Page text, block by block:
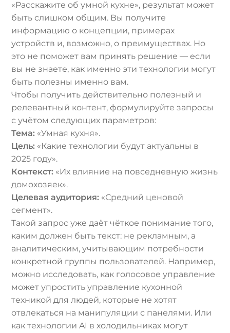
«Расскажите об умной кухне», результат может
быть слишком общим. Вы получите
информацию о концепции, примерах
устройств и, возможно, о преимуществах. Но
это не поможет вам принять решение — если
вы не знаете, как именно эти технологии могут
быть полезны именно вам.
Чтобы получить действительно полезный и
релевантный контент, формулируйте запросы
с учётом следующих параметров:
Тема: «Умная кухня».
Цель: «Какие технологии будут актуальны в
2025 году».
Контекст: «Их влияние на повседневную жизнь
домохозяек».
Целевая аудитория: «Средний ценовой
сегмент».
Такой запрос уже даёт чёткое понимание того,
каким должен быть текст: не рекламным, а
аналитическим, учитывающим потребности
конкретной группы пользователей. Например,
можно исследовать, как голосовое управление
может упростить управление кухонной
техникой для людей, которые не хотят
отвлекаться на манипуляции с панелями. Или
как технологии AI в холодильниках могут